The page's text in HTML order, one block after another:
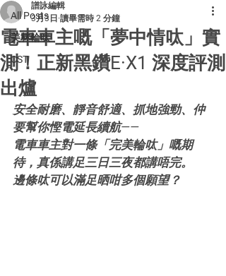
All Posts
美林輪呔
CST
電車車主嘅「夢中情呔」實
測！正新黑鑽E·X1 深度評測
出爐
譜詠編輯
3月3日 讀畢需時 2 分鐘
安全耐磨、靜音舒適、抓地強勁、仲
要幫你慳電延長續航——
電車車主對一條「完美輪呔」嘅期
待，真係講足三日三夜都講唔完。
邊條呔可以滿足晒咁多個願望？